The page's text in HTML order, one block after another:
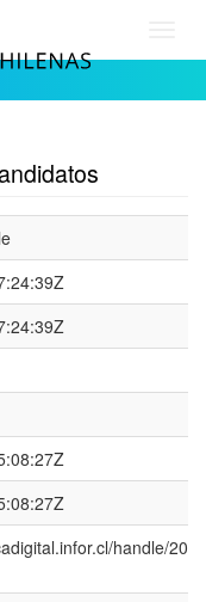
handle/